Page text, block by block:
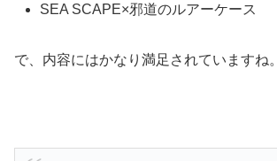
SEA SCAPE×邪道のルアーケース
で、内容にはかなり満足されていますね。